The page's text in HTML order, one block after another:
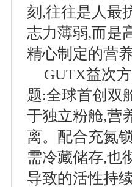
刻,往往是人最
志力薄弱,而是
精心制定的营
GUTX益次
题:全球首创双
于独立粉舱,营
离。配合充氮
需冷藏储存,也
导致的活性持续